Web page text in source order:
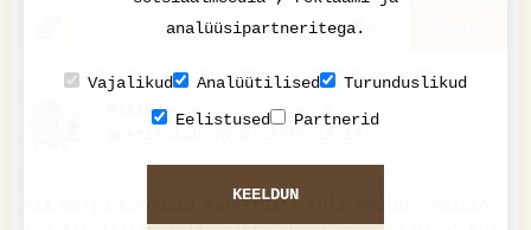
KATKESTA
Pille
Nii palju toredaid mälestusti tuli meelde! Käisin
analüüsipartneritega.
Vajalikud Analüütilised
Turunduslikud
Eelistused
Partnerid
KEELDUN